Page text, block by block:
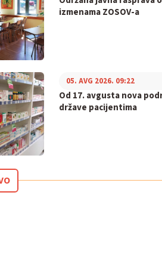
izmenama ZOSOV-a
Od 17. avgusta nova
države pacijentima
05. AVG 2026. 09:22